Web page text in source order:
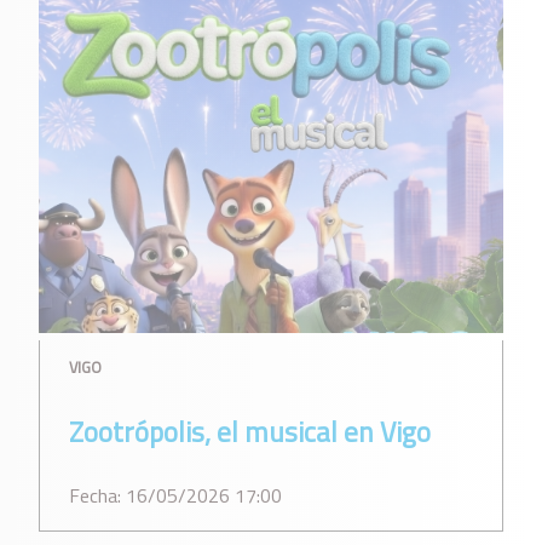
VIGO
Zootrópolis, el musical en Vigo
Fecha: 16/05/2026 17:00